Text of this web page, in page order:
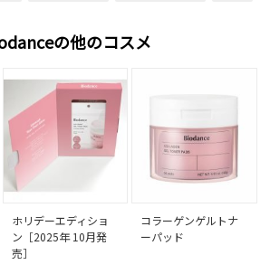
の他のコスメ
ホリデーエディショ
ン［2025年 10月発
売］
コラーゲンゲルトナ
ーパッド